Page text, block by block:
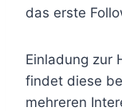
das erste
Einladung zur
findet diese
mehreren